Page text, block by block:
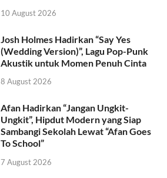
10 August 2026
Josh Holmes Hadirkan “Say Yes
(Wedding Version)”, Lagu Pop-Punk
Akustik untuk Momen Penuh Cinta
8 August 2026
Afan Hadirkan “Jangan Ungkit-
Ungkit”, Hipdut Modern yang Siap
Sambangi Sekolah Lewat “Afan Goes
To School”
7 August 2026